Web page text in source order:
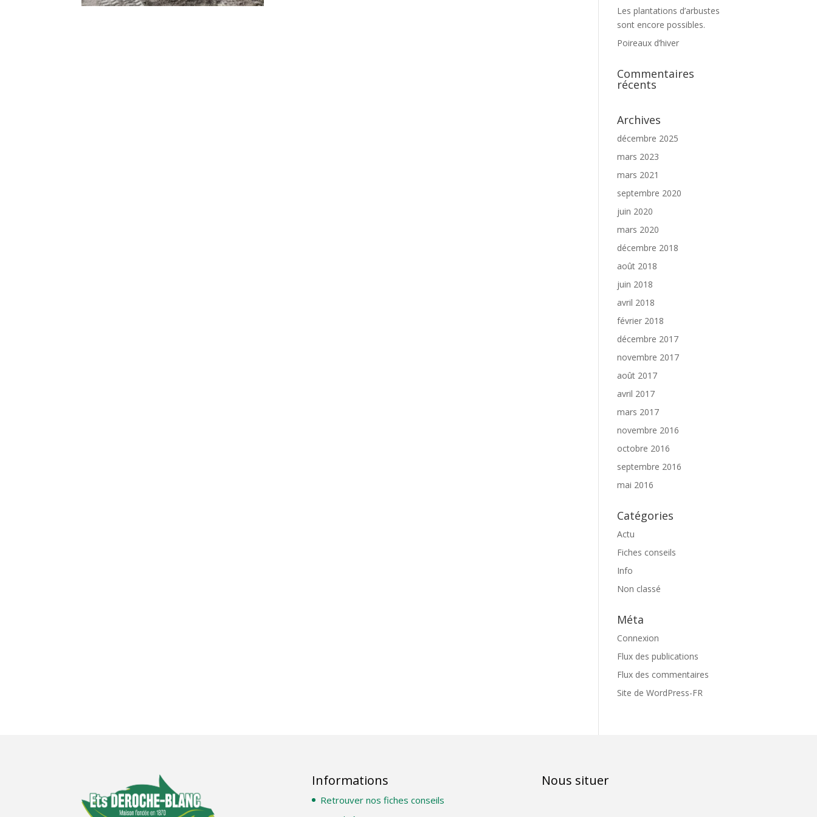
Les plantations d’arbustes
sont encore possibles.
Poireaux d’hiver
Commentaires
récents
Archives
décembre 2025
mars 2023
mars 2021
septembre 2020
juin 2020
mars 2020
décembre 2018
août 2018
juin 2018
avril 2018
février 2018
décembre 2017
novembre 2017
août 2017
avril 2017
mars 2017
novembre 2016
octobre 2016
septembre 2016
mai 2016
Catégories
Actu
Fiches conseils
Info
Non classé
Méta
Connexion
Flux des publications
Flux des commentaires
Site de WordPress-FR
Informations
Retrouver nos fiches conseils
Nous situer